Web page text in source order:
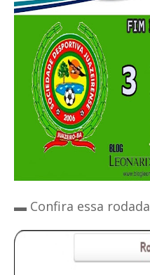
▬ Confira essa rodada